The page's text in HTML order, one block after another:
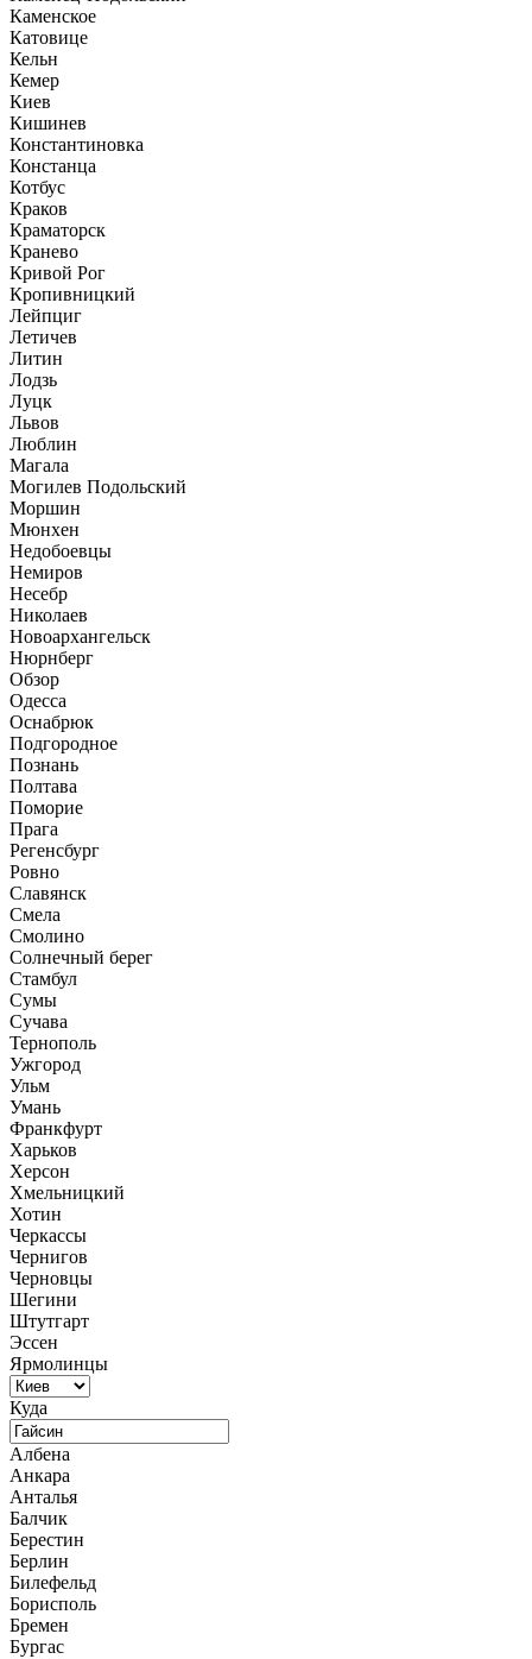
Каменское
Катовице
Кельн
Кемер
Киев
Кишинев
Константиновка
Констанца
Котбус
Краков
Краматорск
Кранево
Кривой Рог
Кропивницкий
Лейпциг
Летичев
Литин
Лодзь
Луцк
Львов
Люблин
Магала
Могилев Подольский
Моршин
Мюнхен
Недобоевцы
Немиров
Несебр
Николаев
Новоархангельск
Нюрнберг
Обзор
Одесса
Оснабрюк
Подгородное
Познань
Полтава
Поморие
Прага
Регенсбург
Ровно
Славянск
Смела
Смолино
Солнечный берег
Стамбул
Сумы
Сучава
Тернополь
Ужгород
Ульм
Умань
Франкфурт
Харьков
Херсон
Хмельницкий
Хотин
Черкассы
Чернигов
Черновцы
Шегини
Штутгарт
Эссен
Ярмолинцы
Куда
Албена
Анкара
Анталья
Балчик
Берестин
Берлин
Билефельд
Борисполь
Бремен
Бургас